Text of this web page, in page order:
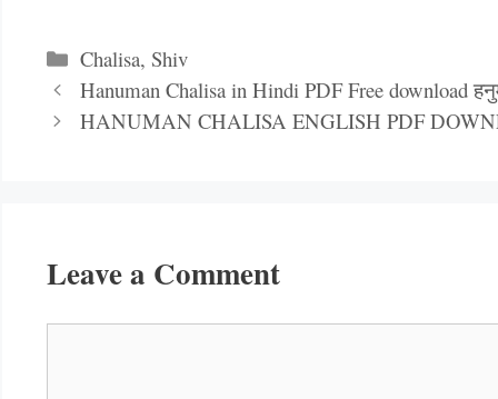
Categories
Chalisa, Shiv
Hanuman Chalisa in Hindi PDF Free download
HANUMAN CHALISA ENGLISH PDF
Leave a Comment